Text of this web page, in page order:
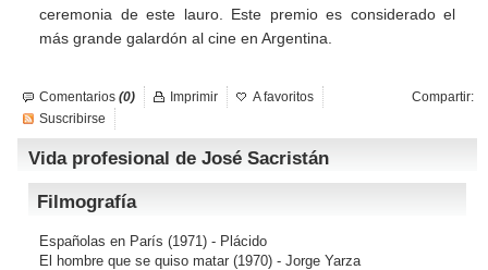
ceremonia de este lauro. Este premio es considerado el
más grande galardón al cine en Argentina.
Comentarios (0) Compartir:
Imprimir
A favoritos
Suscribirse
Vida profesional de José Sacristán
Filmografía
Españolas en París (1971) - Plácido
El hombre que se quiso matar (1970) - Jorge Yarza